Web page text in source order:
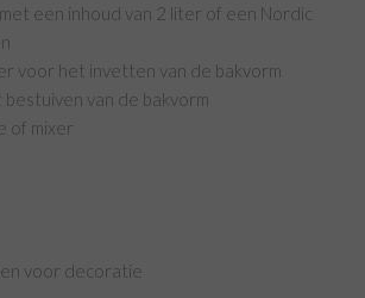
een inhoud van 2 liter of een Nordic
voor het invetten van de bakvorm
van de bakvorm
of mixer
voor decoratie